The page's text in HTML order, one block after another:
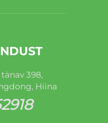
398,
Hiina